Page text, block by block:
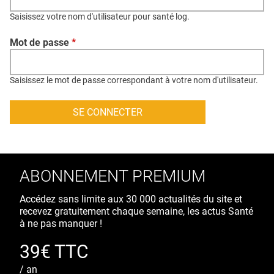
CONTACT
CRÉDITS
Saisissez votre nom d'utilisateur pour santé log.
Mot de passe *
Saisissez le mot de passe correspondant à votre nom d'utilisateur.
ABONNEMENT PREMIUM
Accédez sans limite aux 30 000 actualités du site et
recevez gratuitement chaque semaine, les actus Santé
à ne pas manquer !
39€ TTC
/ an